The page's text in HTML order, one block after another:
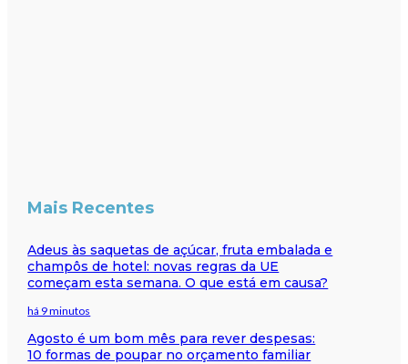
Mais Recentes
Adeus às saquetas de açúcar, fruta embalada e
champôs de hotel: novas regras da UE
começam esta semana. O que está em causa?
há 9 minutos
Agosto é um bom mês para rever despesas:
10 formas de poupar no orçamento familiar